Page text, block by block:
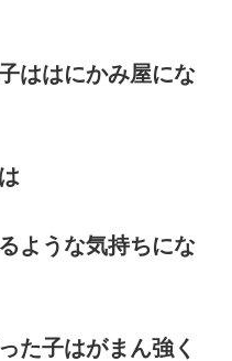
ははにかみ屋にな
ような気持ちにな
た子はがまん強く